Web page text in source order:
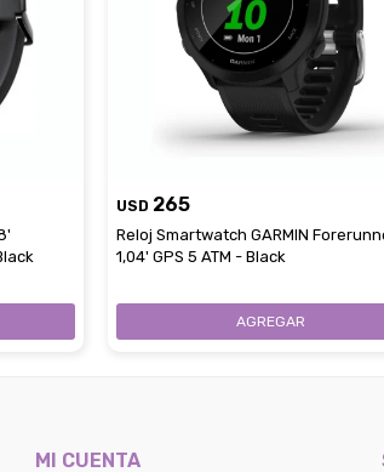
USD 265
Reloj Smartwatch GARMIN
1,04' GPS 5 ATM - Black
MI CUENTA